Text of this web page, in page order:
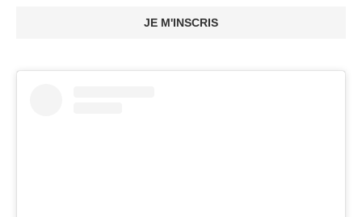
JE M'INSCRIS